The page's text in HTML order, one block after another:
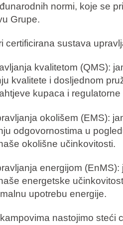
normi, koje se
Grupe.
certificirana sustava
kvalitetom (QMS):
kvalitete i dosljednom
kupaca i regulatorne
okolišem (EMS):
odgovornostima u
okolišne učinkovitosti.
energijom (EnMS):
energetske
upotrebu energije.
nastojimo steći